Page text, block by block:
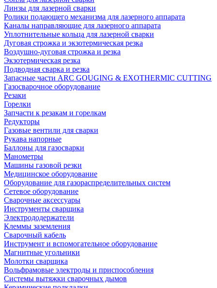
Линзы для лазерной сварки
Ролики подающего механизма для лазерного аппарата
Каналы направляющие для лазерного аппарата
Уплотнительные кольца для лазерной сварки
Дуговая строжка и экзотермическая резка
Воздушно-дуговая строжка и резка
Экзотермическая резка
Подводная сварка и резка
Запасные части ARC GOUGING & EXOTHERMIC CUTTING
Газосварочное оборудование
Резаки
Горелки
Запчасти к резакам и горелкам
Редукторы
Газовые вентили для сварки
Рукава напорные
Баллоны для газосварки
Манометры
Машины газовой резки
Медицинское оборудование
Оборудование для газораспределительных систем
Сетевое оборудование
Сварочные аксессуары
Инструменты сварщика
Электрододержатели
Клеммы заземления
Сварочный кабель
Инструмент и вспомогательное оборудование
Магнитные угольники
Молотки сварщика
Вольфрамовые электроды и приспособления
Системы вытяжки сварочных дымов